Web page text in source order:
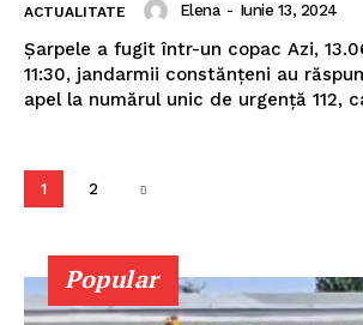
StirileMedia.ro
Despre noi
Fii reporter
Politica de Confidențialitate
Publicitate
ACTUALITATE Elena - Iunie 13, 2024
Șarpele a fugit într-un copac Azi, 13.06.2024, la ora
11:30, jandarmii constănțeni au
apel la numărul unic de urgență 112,
1 2
Popular